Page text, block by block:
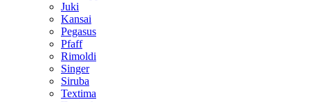
Juki
Kansai
Pegasus
Pfaff
Rimoldi
Singer
Siruba
Textima